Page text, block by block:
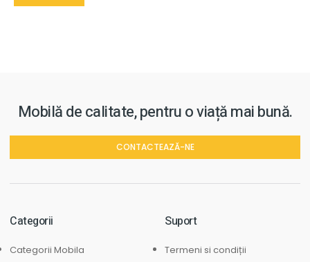
Mobilă de calitate, pentru o viață mai bună.
CONTACTEAZĂ-NE
Categorii
Categorii Mobila
Suport
Termeni si condiții